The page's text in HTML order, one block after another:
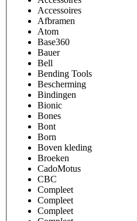
Accessoires
Afbramen
Atom
Base360
Bauer
Bell
Bending Tools
Bescherming
Bindingen
Bionic
Bones
Bont
Born
Boven kleding
Broeken
CadoMotus
CBC
Compleet
Compleet
Compleet